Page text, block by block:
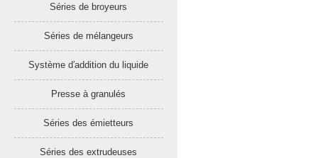
Séries de broyeurs
Séries de mélangeurs
Système d′addition du liquide
Presse à granulés
Séries des émietteurs
Séries des extrudeuses